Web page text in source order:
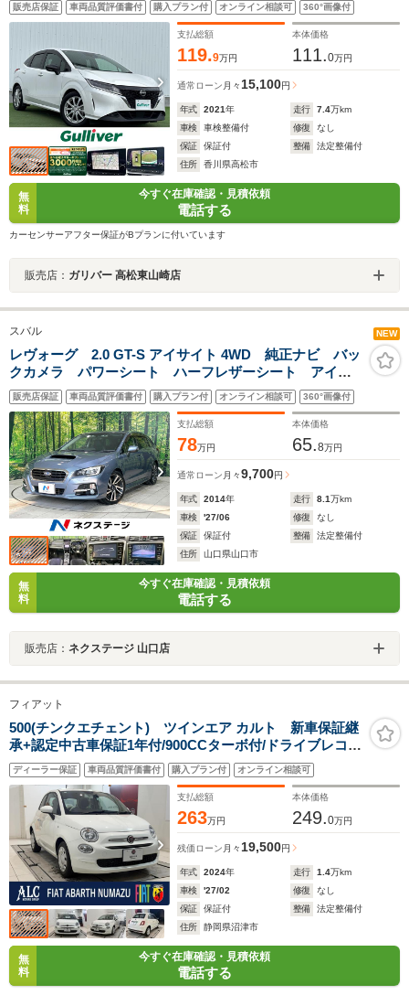
ーキングブレーキ/オートブレーキホールド 本革巻ハン
販売店保証 車両品質評価書付 購入プラン付 オンライン相談可 360°画像付
支払総額
119.9万円
本体価格
111.0万円
通常ローン 月々15,100円
年式 2021年 走行 7.4万km
車検
車検整備付 修復
なし
保証
保証付 整備
法定整備付
住所
香川県高松市
無
料
今すぐ在庫確認・見積依頼
電話する
カーセンサーアフター保証がBプランに付いています
販売店： ガリバー 高松東山崎店
スバル NEW
レヴォーグ 2.0 GT-S アイサイト 4WD 純正ナビ バッ
クカメラ パワーシート ハーフレザーシート アイサ
イトver3 LEDヘッドライト ドラレコ ETC 純正18
インチAW Bluetooth フルセグTV 禁煙車
販売店保証 車両品質評価書付 購入プラン付 オンライン相談可 360°画像付
支払総額
78万円
本体価格
65.8万円
通常ローン 月々9,700円
年式 2014年 走行 8.1万km
車検
'27/06 修復
なし
保証
保証付 整備
法定整備付
住所
山口県山口市
無
料
今すぐ在庫確認・見積依頼
電話する
販売店： ネクステージ 山口店
フィアット
500(チンクエチェント) ツインエア カルト 新車保証継
承+認定中古車保証1年付/900CCターボ付/ドライブレコー
ダー/ETC/禁煙車/1オーナー
ディーラー保証 車両品質評価書付 購入プラン付 オンライン相談可
支払総額
263万円
本体価格
249.0万円
残価ローン 月々 19,500円
年式 2024年 走行 1.4万km
車検
'27/02 修復
なし
保証
保証付 整備
法定整備付
住所
静岡県沼津市
無
料
今すぐ在庫確認・見積依頼
電話する